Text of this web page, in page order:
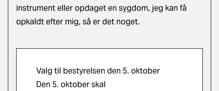
instrument eller opdaget en sygdom, jeg kan få
opkaldt efter mig, så er det noget.
Valg til bestyrelsen den 5. oktober
Den 5. oktober skal